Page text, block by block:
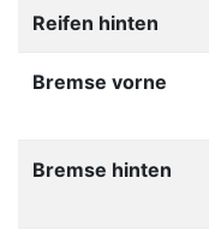
Reifen hinten
Bremse vorne
Bremse hinten